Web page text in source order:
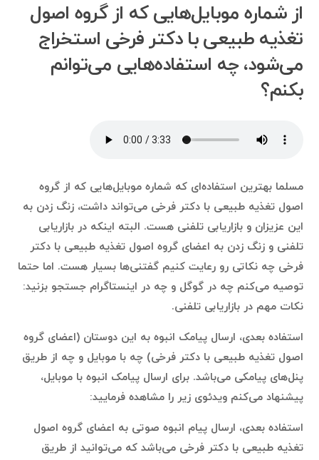
از شماره موبایل‌هایی که از گروه اصول
تغذیه طبیعی با دکتر فرخی استخراج
می‌شود، چه استفاده‌هایی می‌توانم
بکنم؟
مسلما بهترین استفاده‌ای که شماره موبایل‌هایی که از گروه
اصول تغذیه طبیعی با دکتر فرخی می‌تواند داشت، زنگ زدن به
این عزیزان و بازاریابی تلفنی هست. البته اینکه در بازاریابی
تلفنی و زنگ زدن به اعضای گروه اصول تغذیه طبیعی با دکتر
فرخی چه نکاتی رو رعایت کنیم گفتنی‌ها بسیار هست. اما حتما
توصیه می‌کنم چه در گوگل و چه در اینستاگرام جستجو بزنید:
نکات مهم در بازاریابی تلفنی.
استفاده بعدی، ارسال پیامک انبوه به این دوستان (اعضای گروه
اصول تغذیه طبیعی با دکتر فرخی) چه با موبایل و چه از طریق
پنل‌های پیامکی می‌باشد. برای ارسال پیامک انبوه با موبایل،
پیشنهاد می‌کنم ویدئوی زیر را مشاهده فرمایید:
استفاده بعدی، ارسال پیام انبوه صوتی به اعضای گروه اصول
تغذیه طبیعی با دکتر فرخی می‌باشد که می‌توانید از طریق